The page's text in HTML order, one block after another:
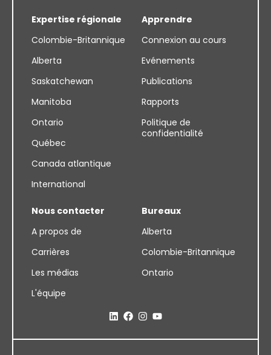
Expertise régionale
Colombie-Britannique
Alberta
Saskatchewan
Manitoba
Ontario
Québec
Canada atlantique
International
Apprendre
Connexion au cours
Evénements
Publications
Rapports
Politique de
confidentialité
Nous contacter
A propos de
Carrières
Les médias
L'équipe
Bureaux
Alberta
Colombie-Britannique
Ontario